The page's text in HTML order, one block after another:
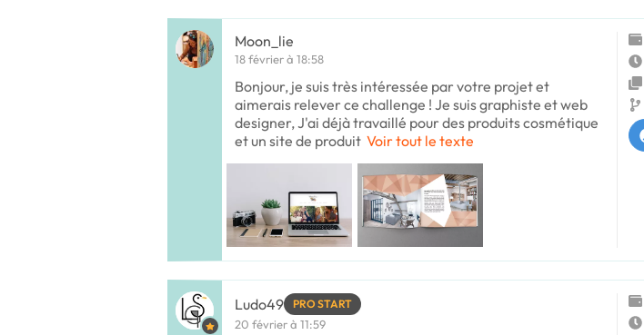
Moon_lie
18 février à 18:58
Bonjour, je suis très intéressée par votre projet et
aimerais relever ce challenge ! Je suis graphiste et web
designer, J'ai déjà travaillé pour des produits cosmétique
et un site de produit Voir tout le texte
Ludo49 PRO START
20 février à 11:59